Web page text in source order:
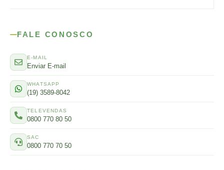
FALE CONOSCO
E-MAIL
Enviar E-mail
WHATSAPP
(19) 3589-8042
TELEVENDAS
0800 770 80 50
SAC
0800 770 70 50